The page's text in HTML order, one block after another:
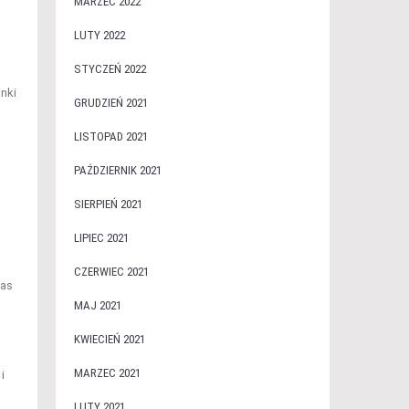
LUTY 2022
STYCZEŃ 2022
GRUDZIEŃ 2021
LISTOPAD 2021
PAŹDZIERNIK 2021
SIERPIEŃ 2021
LIPIEC 2021
CZERWIEC 2021
MAJ 2021
KWIECIEŃ 2021
MARZEC 2021